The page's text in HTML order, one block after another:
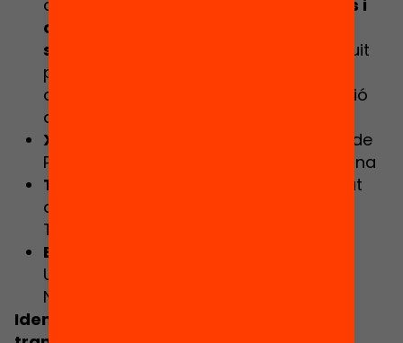
diàleg en el que abordarem els
Reptes i
connexions del lleure educatiu en la
societat actual
. El diàleg estarà conduit
per
diari
i comptarà amb la participació
de:
Xus Martín
, professora de la Facultat de
Pedagogia de la Universitat de Barcelona
Txus Morata
, professora de la Facultat
d’Educació Social i Treball Social Pere
Tarrés de la Universitat Ramon Llull
Eduard Vallory
UNESCO Catalunya i director d’Escola
Nova 21
Identificant les competències que